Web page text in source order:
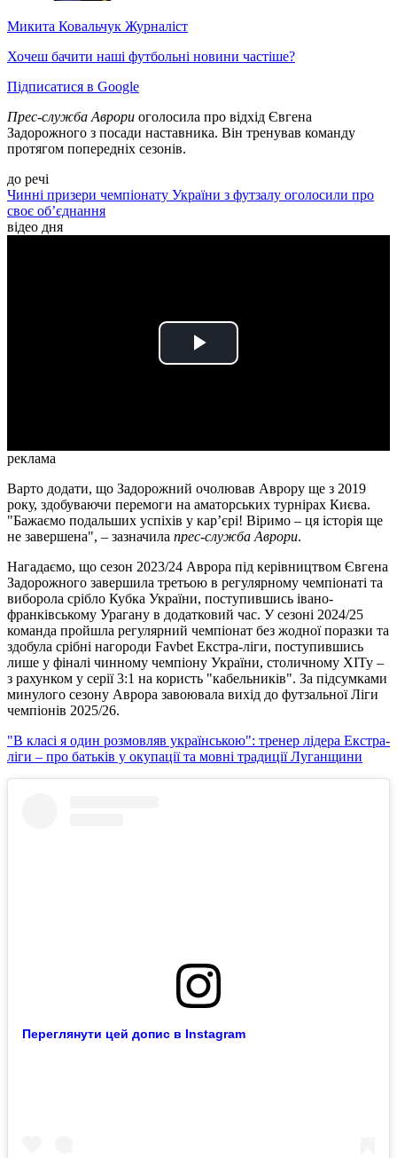
Микита Ковальчук Журналіст
Хочеш бачити наші футбольні новини частіше?
Підписатися в Google
Прес-служба Аврори оголосила про відхід Євгена
Задорожного з посади наставника. Він тренував команду
протягом попередніх сезонів.
до речі
Чинні призери чемпіонату України з футзалу оголосили про
своє об’єднання
відео дня
Play
реклама
Варто додати, що Задорожний очолював Аврору ще з 2019
року, здобуваючи перемоги на аматорських турнірах Києва.
"Бажаємо подальших успіхів у кар’єрі! Віримо – ця історія ще
не завершена", – зазначила прес-служба Аврори.
Нагадаємо, що сезон 2023/24 Аврора під керівництвом Євгена
Задорожного завершила третьою в регулярному чемпіонаті та
виборола срібло Кубка України, поступившись івано-
франківському Урагану в додатковий час. У сезоні 2024/25
команда пройшла регулярний чемпіонат без жодної поразки та
здобула срібні нагороди Favbet Екстра-ліги, поступившись
лише у фіналі чинному чемпіону України, столичному ХІТу –
з рахунком у серії 3:1 на користь "кабельників". За підсумками
минулого сезону Аврора завоювала вихід до футзальної Ліги
чемпіонів 2025/26.
"В класі я один розмовляв українською": тренер лідера Екстра-
ліги – про батьків у окупації та мовні традиції Луганщини
Переглянути цей допис в Instagram